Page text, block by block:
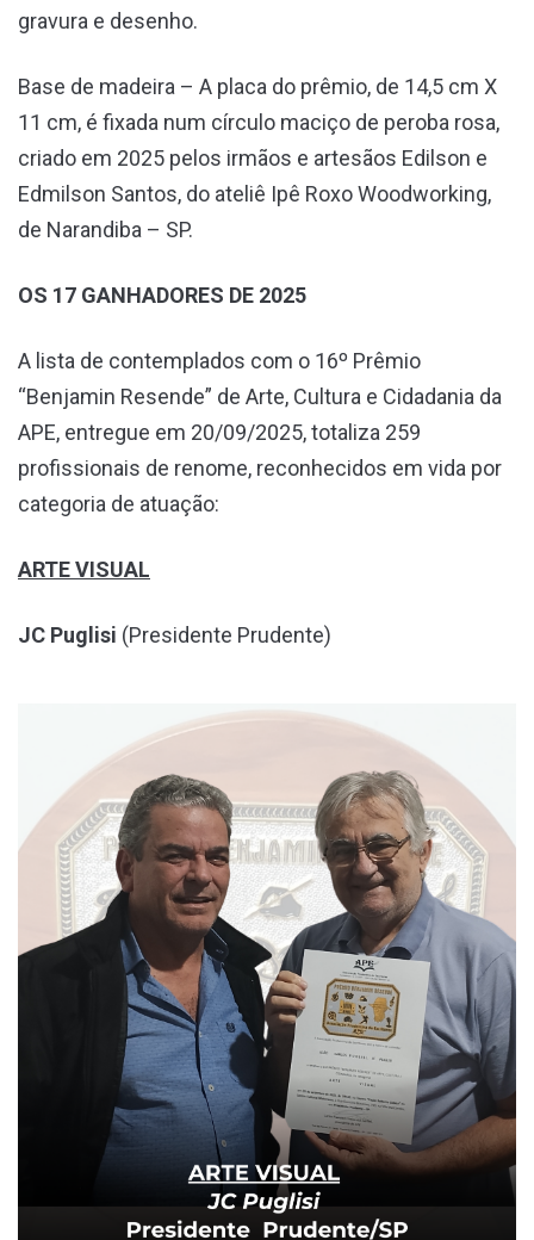
gravura e desenho.
Base de madeira – A placa do prêmio, de 14,5 cm X
11 cm, é fixada num círculo maciço de peroba rosa,
criado em 2025 pelos irmãos e artesãos Edilson e
Edmilson Santos, do ateliê Ipê Roxo Woodworking,
de Narandiba – SP.
OS 17 GANHADORES DE 2025
A lista de contemplados com o 16º Prêmio
“Benjamin Resende” de Arte, Cultura e Cidadania da
APE, entregue em 20/09/2025, totaliza 259
profissionais de renome, reconhecidos em vida por
categoria de atuação:
ARTE VISUAL
JC Puglisi (Presidente Prudente)